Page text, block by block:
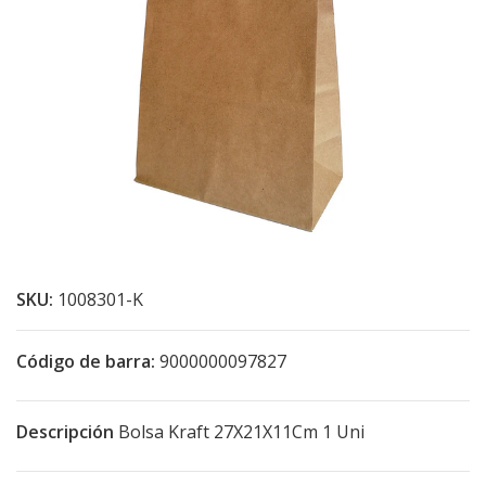
SKU: 1008301-K
Código de barra: 9000000097827
Descripción Bolsa Kraft 27X21X11Cm 1 Uni